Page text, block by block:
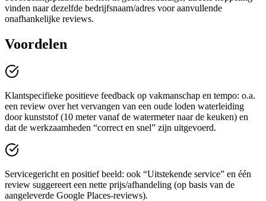
vinden naar dezelfde bedrijfsnaam/adres voor aanvullende
onafhankelijke reviews.
Voordelen
Klantspecifieke positieve feedback op vakmanschap en tempo: o.a.
een review over het vervangen van een oude loden waterleiding
door kunststof (10 meter vanaf de watermeter naar de keuken) en
dat de werkzaamheden “correct en snel” zijn uitgevoerd.
Servicegericht en positief beeld: ook “Uitstekende service” en één
review suggereert een nette prijs/afhandeling (op basis van de
aangeleverde Google Places-reviews).